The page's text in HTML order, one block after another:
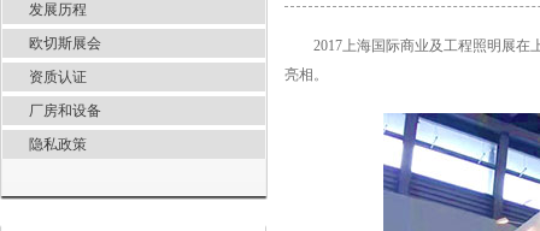
发展历程
欧切斯展会
资质认证
厂房和设备
隐私政策
2017上海国际商业及工程照明展在
亮相。